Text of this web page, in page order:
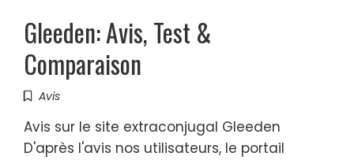
Gleeden: Avis, Test &
Comparaison
Avis
Avis sur le site extraconjugal Gleeden
D'après l'avis nos utilisateurs, le portail